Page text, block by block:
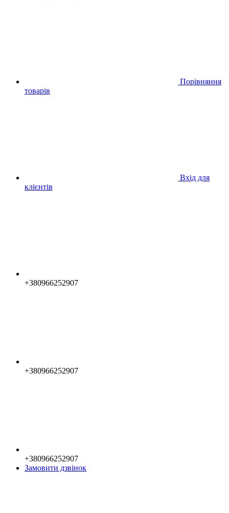
Порівняння
товарів
Вхід для
клієнтів
+380966252907
+380966252907
+380966252907
Замовити дзвінок